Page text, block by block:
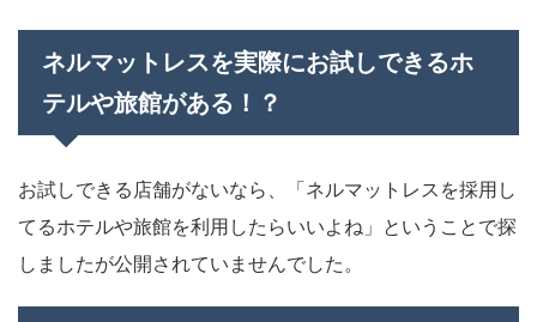
ネルマットレスを実際にお試しできるホ
テルや旅館がある！？
お試しできる店舗がないなら、「ネルマットレスを採用し
てるホテルや旅館を利用したらいいよね」ということで探
しましたが公開されていませんでした。